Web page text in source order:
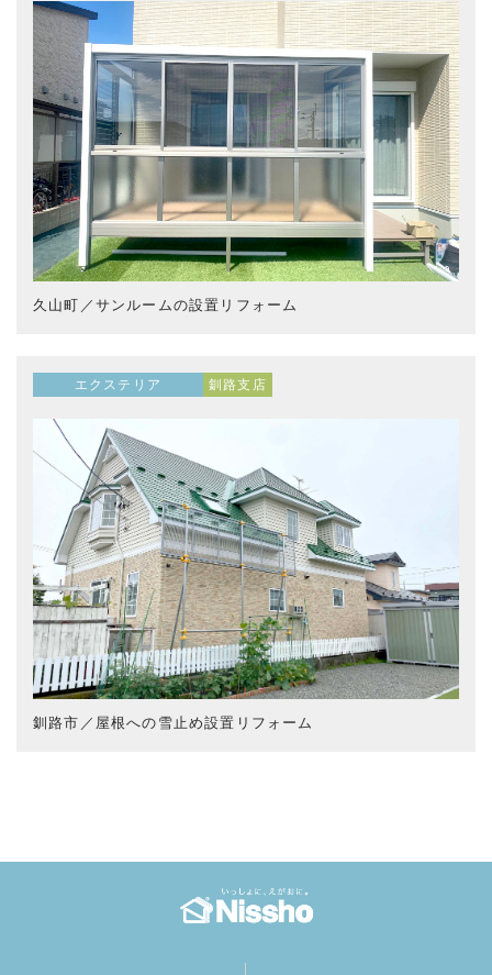
久山町／サンルームの設置リフォーム
エクステリア 釧路支店
釧路市／屋根への雪止め設置リフォーム